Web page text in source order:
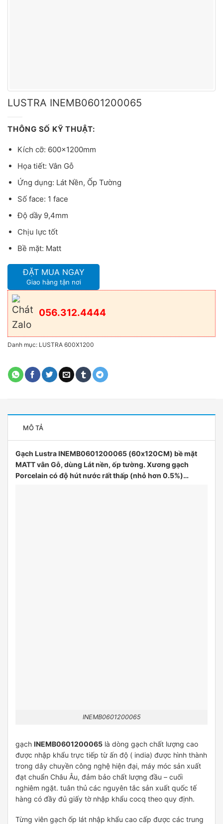
LUSTRA INEMB0601200065
THÔNG SỐ KỸ THUẬT:
Kích cỡ: 600x1200mm
Họa tiết: Vân Gỗ
Ứng dụng: Lát Nền, Ốp Tường
Số face: 1 face
Độ dầy 9,4mm
Chịu lực tốt
Bề mặt: Matt
ĐẶT MUA NGAY
Giao hàng tận nơi
056.312.4444
Danh mục: LUSTRA 600X1200
MÔ TẢ
Gạch Lustra INEMB0601200065 (60x120CM) bề mặt
MATT vân Gỗ, dùng Lát nền, ốp tường. Xương gạch
Porcelain có độ hút nước rất thấp (nhỏ hơn 0.5%)…
INEMB0601200065
gạch INEMB0601200065 là dòng gạch chất lượng cao
được nhập khẩu trực tiếp từ ấn độ ( india) được hình thành
trong dây chuyền công nghệ hiện đại, máy móc sản xuất
đạt chuẩn Châu Âu, đảm bảo chất lượng đầu – cuối
nghiêm ngặt. tuân thủ các nguyên tắc sản xuất quốc tế
hàng có đầy đủ giấy tờ nhập khẩu cocq theo quy định.
Từng viên gạch ốp lát nhập khẩu cao cấp được các trung